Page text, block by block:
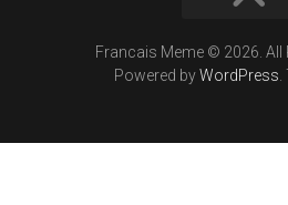
Francais Meme © 2026. All
Powered byWordPress